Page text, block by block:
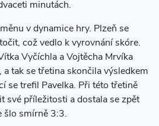
minutách.
v dynamice hry. Plzeň se
což vedlo k vyrovnání skóre.
Vyčíchla a Vojtěcha Mrvíka
tak se třetina skončila výsledkem
se trefil Pavelka. Při této třetině
své příležitosti a dostala se zpět
šlo smírně 3:3.